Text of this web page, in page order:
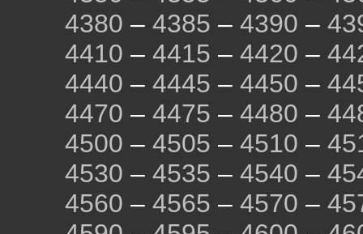
4380 – 4385 – 4390 –
4410 – 4415 – 4420 –
4440 – 4445 – 4450 –
4470 – 4475 – 4480 –
4500 – 4505 – 4510 –
4530 – 4535 – 4540 –
4560 – 4565 – 4570 –